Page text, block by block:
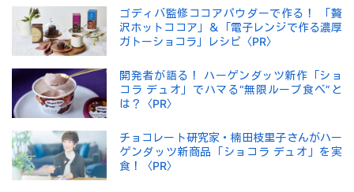
ゴディバ監修ココアパウダーで作る！ 「贅
沢ホットココア」＆「電子レンジで作る濃厚
ガトーショコラ」レシピ〈PR〉
開発者が語る！ ハーゲンダッツ新作「ショ
コラ デュオ」でハマる“無限ループ食べ”と
は？〈PR〉
チョコレート研究家・楠田枝里子さんがハー
ゲンダッツ新商品「ショコラ デュオ」を実
食！〈PR〉